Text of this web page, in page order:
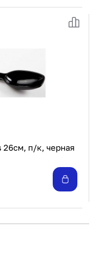
26см, п/к, черная